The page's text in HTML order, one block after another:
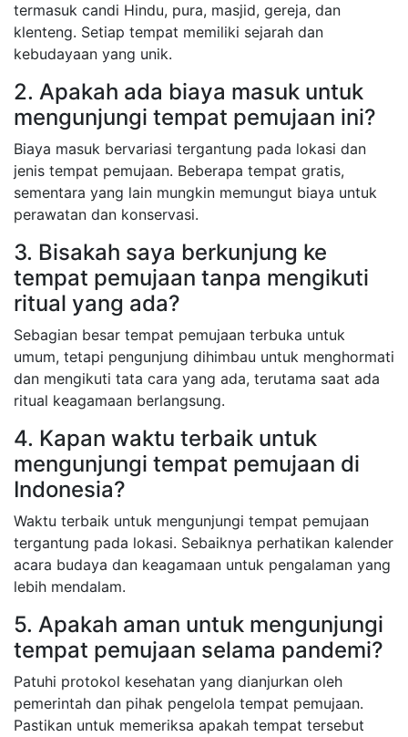
termasuk candi Hindu, pura, masjid, gereja, dan
klenteng. Setiap tempat memiliki sejarah dan
kebudayaan yang unik.
2. Apakah ada biaya masuk untuk
mengunjungi tempat pemujaan ini?
Biaya masuk bervariasi tergantung pada lokasi dan
jenis tempat pemujaan. Beberapa tempat gratis,
sementara yang lain mungkin memungut biaya untuk
perawatan dan konservasi.
3. Bisakah saya berkunjung ke
tempat pemujaan tanpa mengikuti
ritual yang ada?
Sebagian besar tempat pemujaan terbuka untuk
umum, tetapi pengunjung dihimbau untuk menghormati
dan mengikuti tata cara yang ada, terutama saat ada
ritual keagamaan berlangsung.
4. Kapan waktu terbaik untuk
mengunjungi tempat pemujaan di
Indonesia?
Waktu terbaik untuk mengunjungi tempat pemujaan
tergantung pada lokasi. Sebaiknya perhatikan kalender
acara budaya dan keagamaan untuk pengalaman yang
lebih mendalam.
5. Apakah aman untuk mengunjungi
tempat pemujaan selama pandemi?
Patuhi protokol kesehatan yang dianjurkan oleh
pemerintah dan pihak pengelola tempat pemujaan.
Pastikan untuk memeriksa apakah tempat tersebut